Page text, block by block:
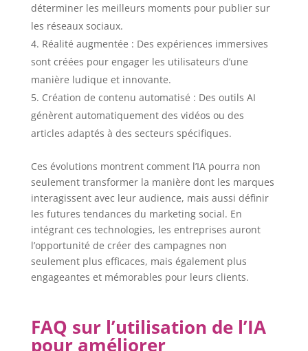
déterminer les meilleurs moments pour publier sur
les réseaux sociaux.
Réalité augmentée : Des expériences immersives
sont créées pour engager les utilisateurs d’une
manière ludique et innovante.
Création de contenu automatisé : Des outils AI
génèrent automatiquement des vidéos ou des
articles adaptés à des secteurs spécifiques.
Ces évolutions montrent comment l’IA pourra non
seulement transformer la manière dont les marques
interagissent avec leur audience, mais aussi définir
les futures tendances du marketing social. En
intégrant ces technologies, les entreprises auront
l’opportunité de créer des campagnes non
seulement plus efficaces, mais également plus
engageantes et mémorables pour leurs clients.
FAQ sur l’utilisation de l’IA
pour améliorer